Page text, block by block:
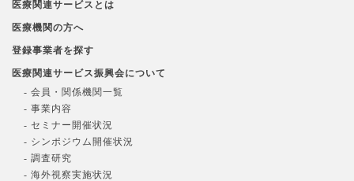
医療関連サービスとは
医療機関の方へ
登録事業者を探す
医療関連サービス振興会について
- 会員・関係機関一覧
- 事業内容
- セミナー開催状況
- シンポジウム開催状況
- 調査研究
- 海外視察実施状況